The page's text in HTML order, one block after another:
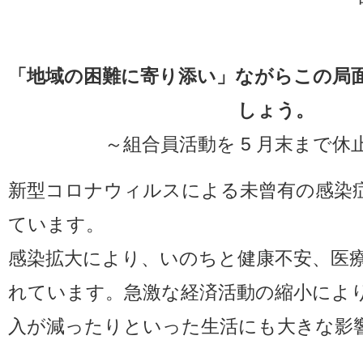
「地域の困難に寄り添い」ながらこの
しょう。
～組合員活動を 5 月末まで休
新型コロナウィルスによる未曾有の感染
ています。
感染拡大により、いのちと健康不安、医
れています。急激な経済活動の縮小によ
入が減ったりといった生活にも大きな影